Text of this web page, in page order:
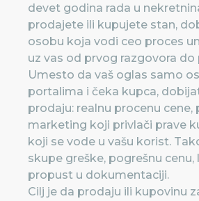
devet godina rada u
prodajete ili kupujete stan,
osobu koja vodi ceo proces
uz vas od prvog razgovora do
Umesto da vaš oglas samo
portalima i čeka kupca,
prodaju: realnu procenu cene,
marketing koji privlači prave
koji se vode u vašu korist.
skupe greške, pogrešnu cenu,
propust u dokumentaciji.
Cilj je da prodaju ili kupovinu